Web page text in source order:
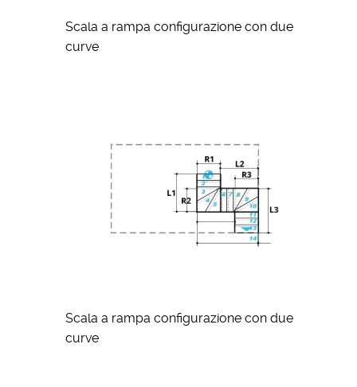
Scala a rampa configurazione con due
curve
Scala a rampa configurazione con due
curve